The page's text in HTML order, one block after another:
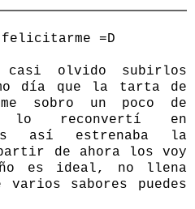
=D
casi olvido subirlos
día que la tarta de
sobro un poco de
lo reconvertí en
así estrenaba la
de ahora los voy
es ideal, no llena
sabores puedes